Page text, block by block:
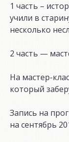
1 часть –
учили в
несколько
2 часть —
На мастер-
который
Запись на
на сентябрь